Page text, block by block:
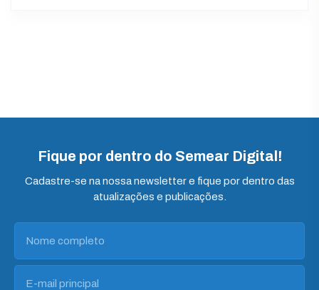
Fique por dentro do Semear Digital!
Cadastre-se na nossa newsletter e fique por dentro das
atualizações e publicações.